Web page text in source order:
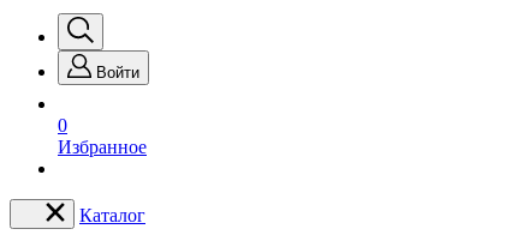
Войти
0
Избранное
Каталог